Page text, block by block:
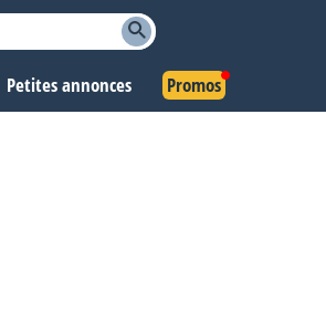
Petites annonces Promos